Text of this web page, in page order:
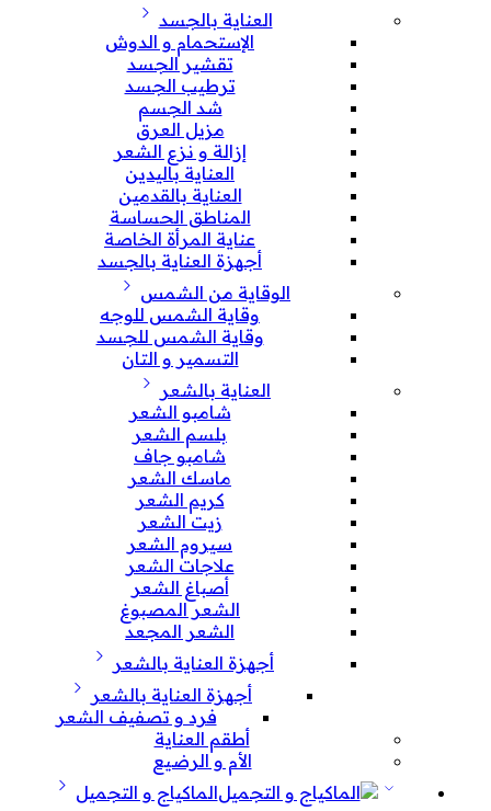
العناية بالجسد
الإستحمام و الدوش
تقشير الجسد
ترطيب الجسد
شد الجسم
مزيل العرق
إزالة و نزع الشعر
العناية باليدين
العناية بالقدمين
المناطق الحساسة
عناية المرأة الخاصة
أجهزة العناية بالجسد
الوقاية من الشمس
وقاية الشمس للوجه
وقاية الشمس للجسد
التسمير و التان
العناية بالشعر
شامبو الشعر
بلسم الشعر
شامبو جاف
ماسك الشعر
كريم الشعر
زيت الشعر
سيروم الشعر
علاجات الشعر
أصباغ الشعر
الشعر المصبوغ
الشعر المجعد
أجهزة العناية بالشعر
أجهزة العناية بالشعر
فرد و تصفيف الشعر
أطقم العناية
الأم و الرضيع
الماكياج و التجميل